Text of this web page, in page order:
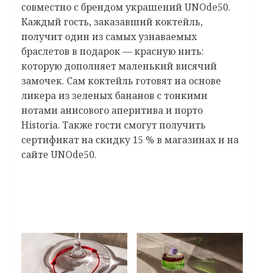
совместно с брендом украшений UNOde50.
Каждый гость, заказавший коктейль,
получит один из самых узнаваемых
браслетов в подарок — красную нить:
которую дополняет маленький висячий
замочек. Сам коктейль готовят на основе
ликера из зеленых бананов с тонкими
нотами анисового аперитива и порто
Historia. Также гости смогут получить
сертификат на скидку 15 % в магазинах и на
сайте UNOde50.